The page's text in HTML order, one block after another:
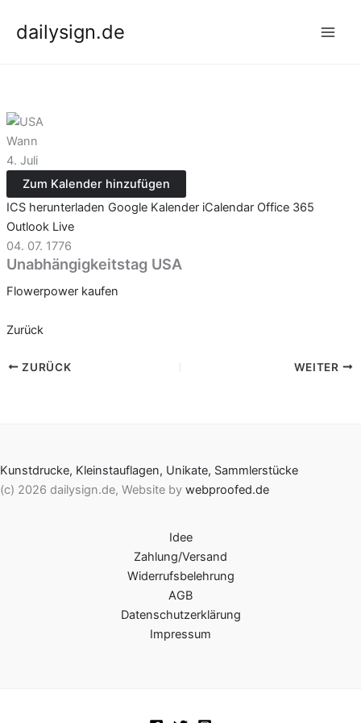
Inhaltdailysign.de
Wann
4. Juli
Zum Kalender hinzufügen
ICS herunterladen Google Kalender iCalendar Office 365
Outlook Live
04. 07. 1776
Unabhängigkeitstag USA
Flowerpower kaufen
Zurück
ZURÜCK WEITER
Kunstdrucke, Kleinstauflagen, Unikate, Sammlerstücke
(c) 2026 dailysign.de, Website by webproofed.de
Idee
Zahlung/Versand
Widerrufsbelehrung
AGB
Datenschutzerklärung
Impressum